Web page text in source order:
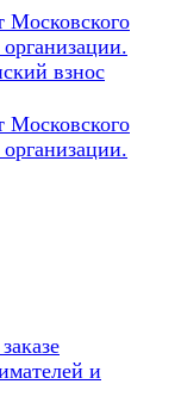
взнос
и